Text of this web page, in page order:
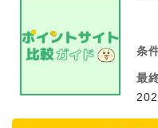
条
最